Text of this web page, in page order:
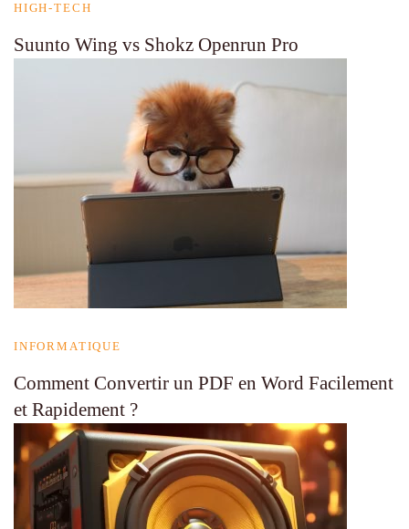
HIGH-TECH
Suunto Wing vs Shokz Openrun Pro
INFORMATIQUE
Comment Convertir un PDF en Word Facilement
et Rapidement ?